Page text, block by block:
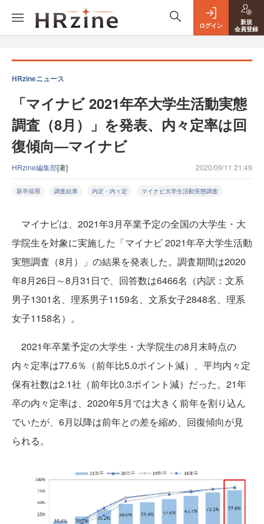
ログイン
新規
会員登録
HRzineニュース
「マイナビ 2021年卒大学生活動実態
調査（8月）」を発表、内々定率は回
復傾向―マイナビ
HRzine編集部[著] 2020/09/11 21:49
新卒採用 調査結果 内定・内々定 マイナビ大学生活動実態調査
マイナビは、2021年3月卒業予定の全国の大学生・大
学院生を対象に実施した「マイナビ 2021年卒大学生活動
実態調査（8月）」の結果を発表した。調査期間は2020
年8月26日～8月31日で、回答数は6466名（内訳：文系
男子1301名、理系男子1159名、文系女子2848名、理系
女子1158名）。
2021年卒業予定の大学生・大学院生の8月末時点の
内々定率は77.6％（前年比5.0ポイント減）、平均内々定
保有社数は2.1社（前年比0.3ポイント減）だった。21年
卒の内々定率は、2020年5月では大きく前年を割り込ん
でいたが、6月以降は前年との差を縮め、回復傾向が見
られる。